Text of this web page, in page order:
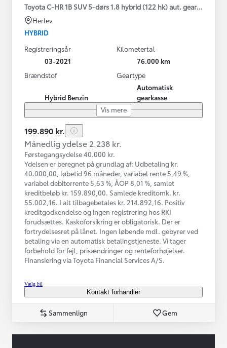
Toyota C-HR 1B SUV 5-dørs 1.8 hybrid (122 hk) aut. gear C-LUB -
Herlev
HYBRID
Registreringsår
03-2021
Kilometertal
76.000 km
Brændstof
Hybrid Benzin
Geartype
Automatisk
gearkasse
Vis mere
199.890 kr.
Månedlig ydelse 2.238 kr.
Førstegangsydelse 40.000 kr.
Ydelsen er beregnet på grundlag af: Udbetaling kr.
40.000,00, løbetid 96 måneder, variabel rente 5,49 %,
variabel debitorrente 5,63 %, ÅOP 8,01 %, samlet
kreditbeløb kr. 159.890,00. Samlede kreditomk. kr.
55.002,16. I alt tilbagebetales kr. 214.892,16. Positiv
kreditgodkendelse og ingen registrering hos RKI
forudsættes. Kaskoforsikring er obligatorisk. Der er
fortrydelsesret på lånet. Ingen løbende mdl. gebyrer ved
betaling via en automatisk betalingstjeneste. Vi tager
forbehold for fejl, prisændringer og renteforhøjelser.
Finansiering via Toyota Financial Services A/S.
Vælg bil
Kontakt forhandler
Sammenlign Gem